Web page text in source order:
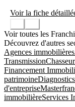
Voir la fiche
Voir toutes les
Découvrez d'autres
Agences immobilières
Transmission
Financement
patrimoine
d'entreprise
immobilièreServices